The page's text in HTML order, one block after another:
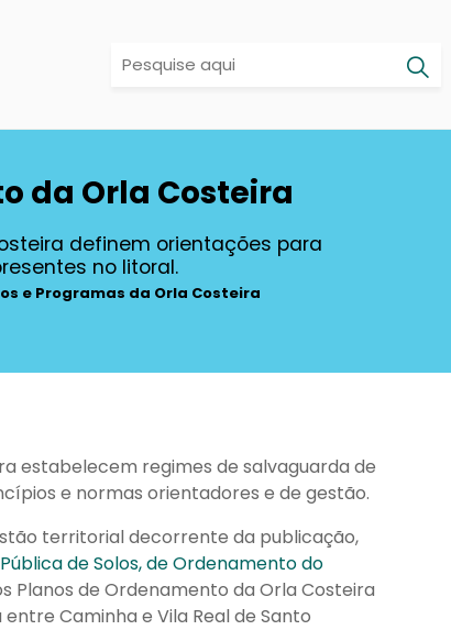
da Orla Costeira
definem orientações para
no litoral.
e Programas da Orla Costeira
estabelecem regimes de salvaguarda de
e normas orientadores e de gestão.
territorial decorrente da publicação,
de Solos, de Ordenamento do
Planos de Ordenamento da Orla Costeira
Caminha e Vila Real de Santo